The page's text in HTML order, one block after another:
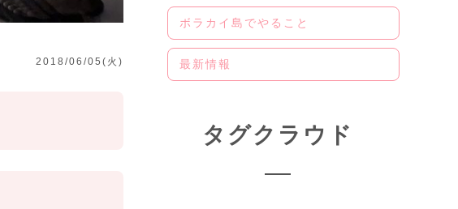
2018/06/05(火)
ボラカイ島でやること
最新情報
タグクラウド